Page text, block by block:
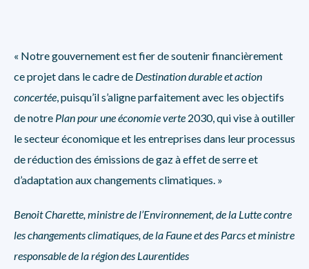
« Notre gouvernement est fier de soutenir financièrement
ce projet dans le cadre de Destination durable et action
concertée, puisqu’il s’aligne parfaitement avec les objectifs
de notre Plan pour une économie verte 2030, qui vise à outiller
le secteur économique et les entreprises dans leur processus
de réduction des émissions de gaz à effet de serre et
d’adaptation aux changements climatiques. »
Benoit Charette, ministre de l’Environnement, de la Lutte contre
les changements climatiques, de la Faune et des Parcs et ministre
responsable de la région des Laurentides